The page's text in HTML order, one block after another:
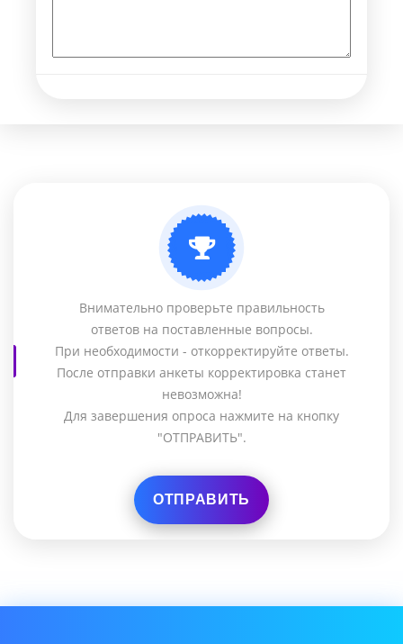
Внимательно проверьте правильность
ответов на поставленные вопросы.
При необходимости - откорректируйте ответы.
После отправки анкеты корректировка станет
невозможна!
Для завершения опроса нажмите на кнопку
"ОТПРАВИТЬ".